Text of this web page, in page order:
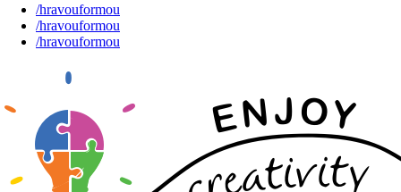
/hravouformou
/hravouformou
/hravouformou